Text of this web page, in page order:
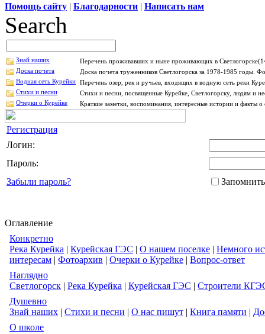
Помощь сайту | Благодарности | Написать нам
Search
Знай наших
Перечень проживавших и ныне проживающих в
Доска почета
Доска почета труженников Светлогорска за 1978-1985 годы.
Водная сеть Курейки Перечень озер, рек и ручьев, входящих в водную сеть реки
Стихи и песни
Стихи и песни, посвященные Курейке, Светлогорску, людям и
Очерки о Курейке
Краткие заметки, воспоминания, интересные истории и факты
Регистрация
Логин:
Пароль:
Забыли пароль?
Оглавление
Конкретно
Река Курейка | Курейская ГЭС | О нашем поселке | Немного
интересам | Фотоархив | Очерки о Курейке | Вопрос-ответ
Наглядно
Светлогорск | Река Курейка | Курейская ГЭС | Строители
Душевно
Знай наших | Стихи и песни | О нас пишут | Книга памяти |
О школе